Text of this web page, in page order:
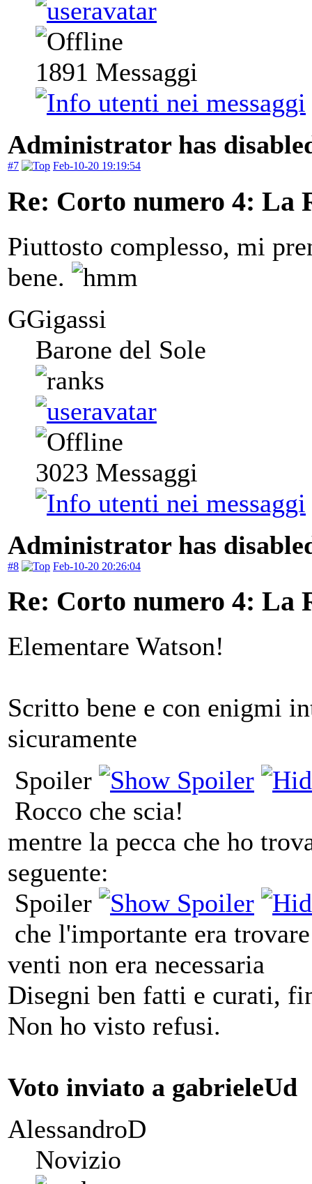
1891 Messaggi
Administrator has
#7 Feb-10-20 19:19:54
Re: Corto numero 4: La
Piuttosto complesso, mi
bene.
GGigassi
Barone del Sole
3023 Messaggi
Administrator has
#8 Feb-10-20 20:26:04
Re: Corto numero 4: La
Elementare Watson!
Scritto bene e con enigmi
sicuramente
Spoiler
Rocco che scia!
mentre la pecca che ho
seguente:
Spoiler
che l'importante era
venti non era necessaria
Disegni ben fatti e curati,
Non ho visto refusi.
Voto inviato a gabrieleUd
AlessandroD
Novizio